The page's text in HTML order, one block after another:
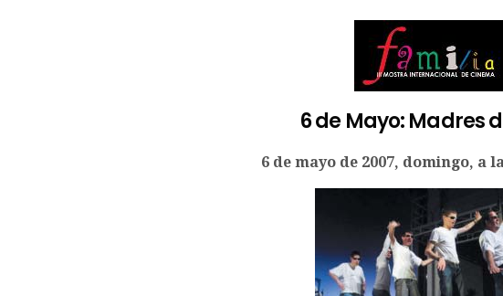
6 de Mayo: Madres
6 de mayo de 2007, domingo, a